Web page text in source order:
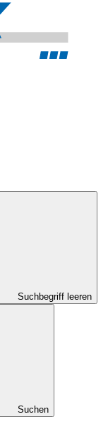
Suchbegriff leeren
Suchen